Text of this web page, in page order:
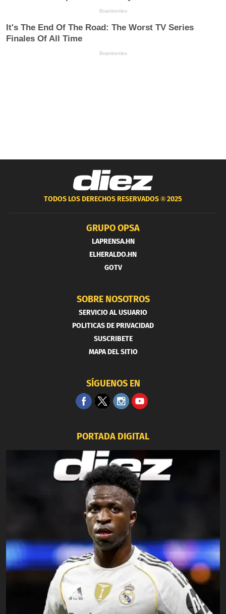
TODOS LOS DERECHOS RESERVADOS ®2025
GRUPO OPSA
LAPRENSA.HN
ELHERALDO.HN
GOTV
SOBRE NOSOTROS
SERVICIO AL USUARIO
POLITICAS DE PRIVACIDAD
SUSCRIBETE
MAPA DEL SITIO
SÍGUENOS EN
PORTADA DIGITAL